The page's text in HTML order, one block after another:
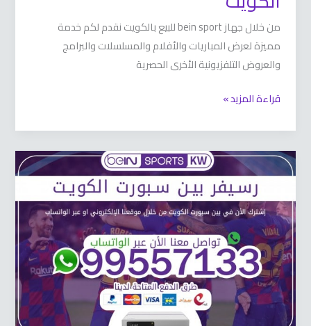
من خلال جهاز bein sport للبيع بالكويت نقدم لكم خدمة
مميزة لعرض المباريات والأفلام والمسلسلات والبرامج
والعروض التلفزيونية الأخرى الحصرية
قراءة المزيد »
رسيفر
بين
سبورت
66633738
الكويت